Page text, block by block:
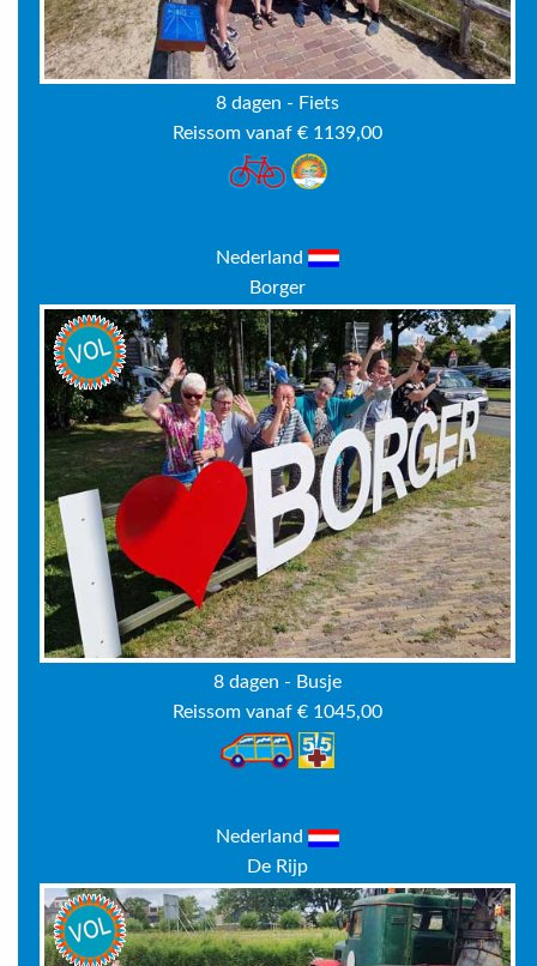
8 dagen - Fiets
Reissom vanaf € 1139,00
Nederland
Borger
8 dagen - Busje
Reissom vanaf € 1045,00
Nederland
De Rijp